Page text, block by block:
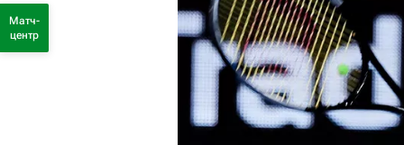
Матч-
центр